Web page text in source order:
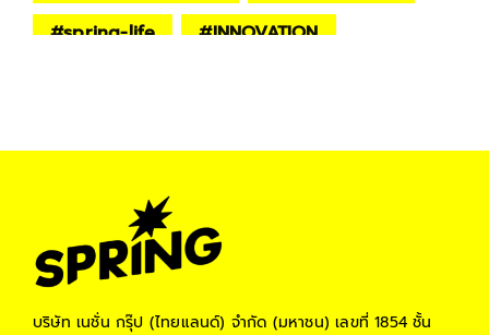
#spring-life #INNOVATION
บริษัท เนชั่น กรุ๊ป (ไทยแลนด์) จำกัด (มหาชน) เลขที่ 1854 ชั้น